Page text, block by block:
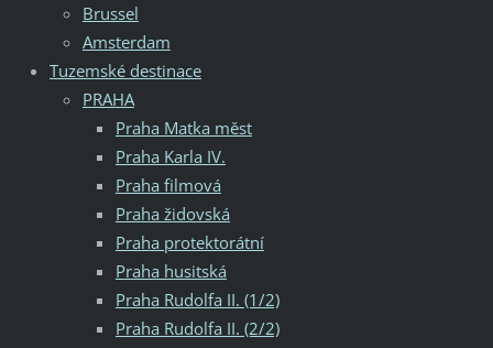
Brussel
Amsterdam
Tuzemské destinace
PRAHA
Praha Matka měst
Praha Karla IV.
Praha filmová
Praha židovská
Praha protektorátní
Praha husitská
Praha Rudolfa II. (1/2)
Praha Rudolfa II. (2/2)